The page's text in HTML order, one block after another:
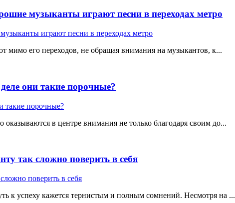
музыканты играют песни в переходах метро
мимо его переходов, не обращая внимания на музыкантов, к...
они такие порочные?
в центре внимания не только благодаря своим до...
так сложно поверить в себя
к успеху кажется тернистым и полным сомнений. Несмотря на ...